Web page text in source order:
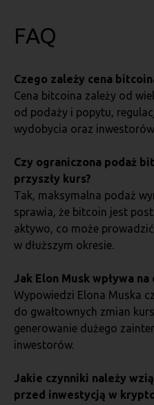
FAQ
Czego zależy cena
Cena bitcoina zależy od
od podaży i popytu,
wydobycia oraz
Czy ograniczona podaż
przyszły kurs?
Tak, maksymalna podaż
sprawia, że bitcoin jest
aktywo, co może
w dłuższym okresie.
Jak Elon Musk wpływa
Wypowiedzi Elona Muska
do gwałtownych zmian
generowanie dużego
inwestorów.
Jakie czynniki należy
przed inwestycją w